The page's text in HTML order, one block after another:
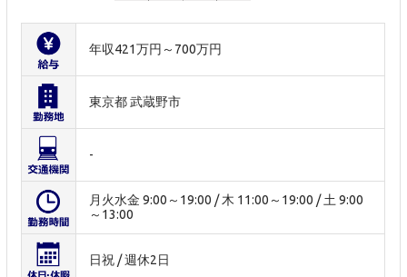
年収421万円～700万円
東京都 武蔵野市
-
月火水金 9:00～19:00 / 木 11:00～19:00 / 土 9:00
～13:00
日祝 / 週休2日